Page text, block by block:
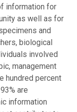
information for
as well as for
and
biological
involved
management
hundred percent
are
information